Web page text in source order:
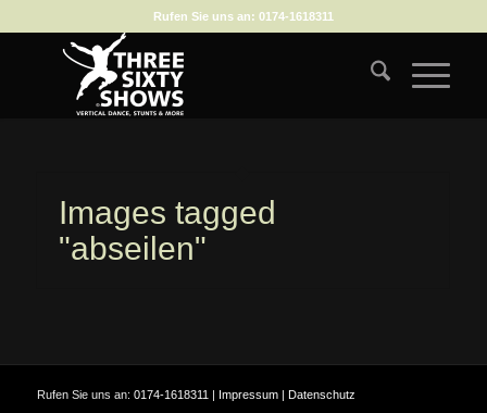
Rufen Sie uns an: 0174-1618311
Images tagged
"abseilen"
Rufen Sie uns an: 0174-1618311 | Impressum| Datenschutz